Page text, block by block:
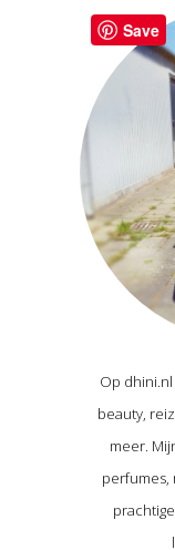
Op
beauty,
meer.
perfumes,
Save